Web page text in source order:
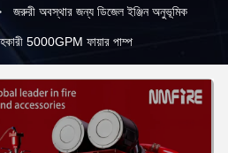
জরুরী অবস্থার জন্য ডিজেল ইঞ্জিন অনুভূমিক
5000GPM ফায়ার পাম্প